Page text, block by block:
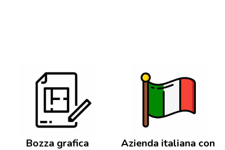
Bozza grafica
Azienda italiana con